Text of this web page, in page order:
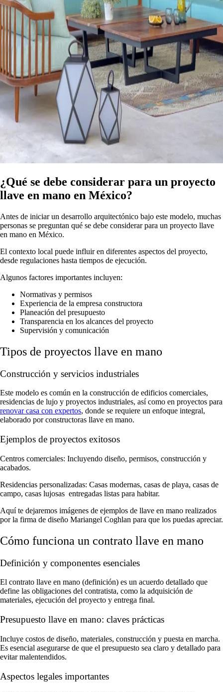
¿Qué se debe considerar para un proyecto
llave en mano en México?
Antes de iniciar un desarrollo arquitectónico bajo este modelo, muchas
personas se preguntan qué se debe considerar para un proyecto llave
en mano en México.
El contexto local puede influir en diferentes aspectos del proyecto,
desde regulaciones hasta tiempos de ejecución.
Algunos factores importantes incluyen:
Normativas y permisos
Experiencia de la empresa constructora
Planeación del presupuesto
Transparencia en los alcances del proyecto
Supervisión y comunicación
Tipos de proyectos llave en mano
Construcción y servicios industriales
Este modelo es común en la construcción de edificios comerciales,
residencias de lujo y proyectos industriales, así como en proyectos para
renovar casa con expertos, donde se requiere un enfoque integral,
elaborado por constructoras llave en mano.
Ejemplos de proyectos exitosos
Centros comerciales: Incluyendo diseño, permisos, construcción y
acabados.
Residencias personalizadas: Casas modernas, casas de playa, casas de
campo, casas lujosas entregadas listas para habitar.
Aquí te dejaremos imágenes de ejemplos de llave en mano realizados
por la firma de diseño Mariangel Coghlan para que los puedas apreciar.
Cómo funciona un contrato llave en mano
Definición y componentes esenciales
El contrato llave en mano (definición) es un acuerdo detallado que
define las obligaciones del contratista, como la adquisición de
materiales, ejecución del proyecto y entrega final.
Presupuesto llave en mano: claves prácticas
Incluye costos de diseño, materiales, construcción y puesta en marcha.
Es esencial asegurarse de que el presupuesto sea claro y detallado para
evitar malentendidos.
Aspectos legales importantes